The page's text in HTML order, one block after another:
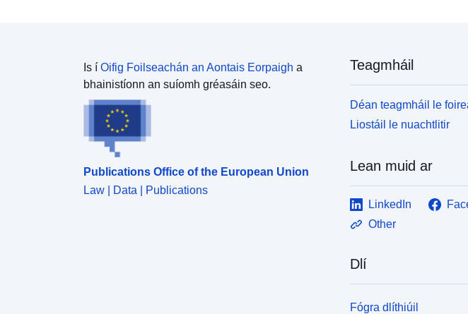
Is í Oifig Foilseachán an Aontais Eorpaigh a
bhainistíonn an suíomh gréasáin seo.
Publications Office of the European Union
Law | Data | Publications
Teagmháil
Déan teagmháil le
Liostáil le nuachtlitir
Lean muid ar
LinkedIn
Other
Dlí
Fógra dlíthiúil